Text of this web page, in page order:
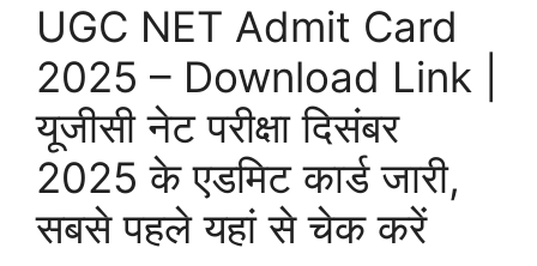
UGC NET Admit Card
2025 – Download Link |
यूजीसी नेट परीक्षा दिसंबर
2025 के एडमिट कार्ड जारी,
सबसे पहले यहां से चेक करें